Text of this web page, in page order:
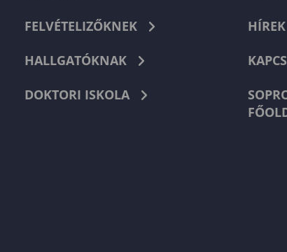
FELVÉTELIZŐKNEK
HALLGATÓKNAK
DOKTORI ISKOLA
HÍREK